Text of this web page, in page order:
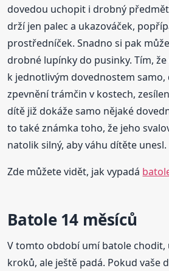
dovedou uchopit i drobný
drží jen palec a ukazováček,
prostředníček. Snadno si pak
drobné lupínky do pusinky. Tím,
k jednotlivým dovednostem samo,
zpevnění trámčin v kostech,
dítě již dokáže samo nějaké
to také známka toho, že jeho
natolik silný, aby váhu dítěte unesl.
Zde můžete vidět, jak vypadá
Batole 14 měsíců
V tomto období umí batole chodit,
kroků, ale ještě padá. Pokud vaše